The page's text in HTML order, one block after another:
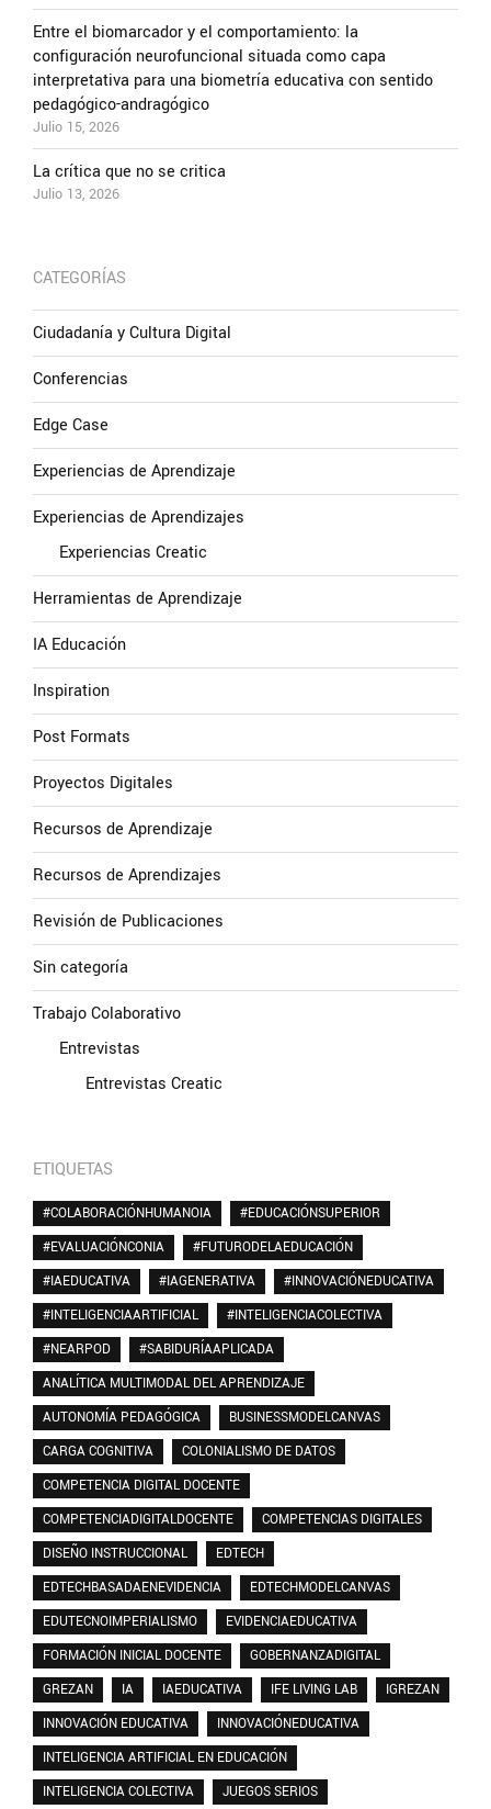
Entre el biomarcador y el comportamiento: la
configuración neurofuncional situada como capa
interpretativa para una biometría educativa con sentido
pedagógico-andragógico
Julio 15, 2026
La crítica que no se critica
Julio 13, 2026
CATEGORÍAS
Ciudadanía y Cultura Digital
Conferencias
Edge Case
Experiencias de Aprendizaje
Experiencias de Aprendizajes
Experiencias Creatic
Herramientas de Aprendizaje
IA Educación
Inspiration
Post Formats
Proyectos Digitales
Recursos de Aprendizaje
Recursos de Aprendizajes
Revisión de Publicaciones
Sin categoría
Trabajo Colaborativo
Entrevistas
Entrevistas Creatic
ETIQUETAS
#COLABORACIÓNHUMANOIA
#EDUCACIÓNSUPERIOR
#EVALUACIÓNCONIA
#FUTURODELAEDUCACIÓN
#IAEDUCATIVA
#IAGENERATIVA
#INNOVACIÓNEDUCATIVA
#INTELIGENCIAARTIFICIAL
#INTELIGENCIACOLECTIVA
#NEARPOD
#SABIDURÍAAPLICADA
ANALÍTICA MULTIMODAL DEL APRENDIZAJE
AUTONOMÍA PEDAGÓGICA
BUSINESSMODELCANVAS
CARGA COGNITIVA
COLONIALISMO DE DATOS
COMPETENCIA DIGITAL DOCENTE
COMPETENCIADIGITALDOCENTE
COMPETENCIAS DIGITALES
DISEÑO INSTRUCCIONAL
EDTECH
EDTECHBASADAENEVIDENCIA
EDTECHMODELCANVAS
EDUTECNOIMPERIALISMO
EVIDENCIAEDUCATIVA
FORMACIÓN INICIAL DOCENTE
GOBERNANZADIGITAL
GREZAN
IA IAEDUCATIVA IFE LIVING LAB
IGREZAN
INNOVACIÓN EDUCATIVA
INNOVACIÓNEDUCATIVA
INTELIGENCIA ARTIFICIAL EN EDUCACIÓN
INTELIGENCIA COLECTIVA
JUEGOS SERIOS